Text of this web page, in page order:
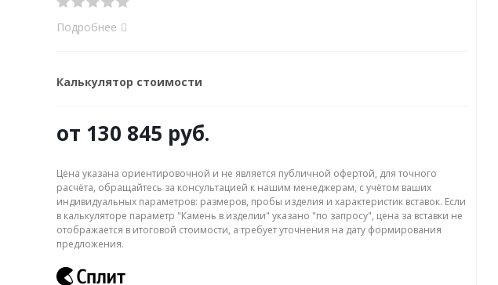
Подробнее
Калькулятор стоимости
от 130 845 руб.
Цена указана ориентировочной и не является публичной офертой, для точного
расчёта, обращайтесь за консультацией к нашим менеджерам, с учётом ваших
индивидуальных параметров: размеров, пробы изделия и характеристик вставок. Если
в калькуляторе параметр "Камень в изделии" указано "по запросу", цена за вставки не
отображается в итоговой стоимости, а требует уточнения на дату формирования
предложения.